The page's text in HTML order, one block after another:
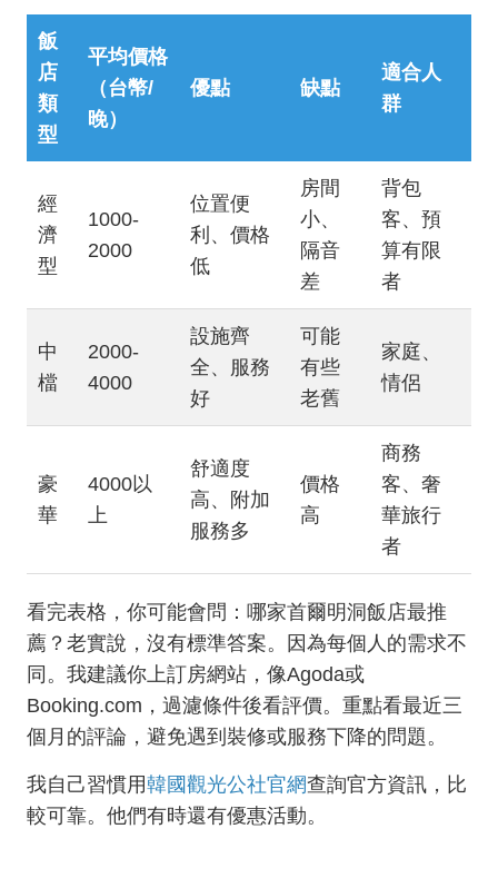
飯
店
類
型
平均價格
（台幣/
晚）
優點 缺點
適合人
群
經
濟
型
1000-
2000
位置便
利、價格
低
房間
小、
隔音
差
背包
客、預
算有限
者
中
檔
2000-
4000
設施齊
全、服務
好
可能
有些
老舊
家庭、
情侶
豪
華
4000以
上
舒適度
高、附加
服務多
價格
高
商務
客、奢
華旅行
者
看完表格，你可能會問：哪家首爾明洞飯店最推
薦？老實說，沒有標準答案。因為每個人的需求不
同。我建議你上訂房網站，像Agoda或
Booking.com，過濾條件後看評價。重點看最近三
個月的評論，避免遇到裝修或服務下降的問題。
我自己習慣用韓國觀光公社官網查詢官方資訊，比
較可靠。他們有時還有優惠活動。